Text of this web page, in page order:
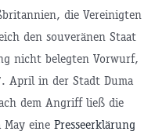
die Vereinigten
den souveränen Staat
nicht belegten Vorwurf,
April in der Stadt Duma
dem Angriff ließ die
eine Presseerklärung